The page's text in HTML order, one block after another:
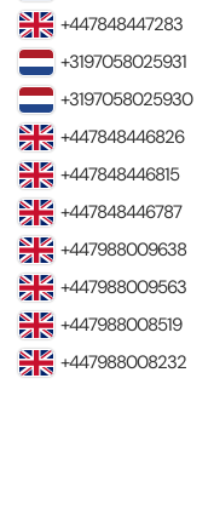
+447848447283
+3197058025931
+3197058025930
+447848446826
+447848446815
+447848446787
+447988009638
+447988009563
+447988008519
+447988008232